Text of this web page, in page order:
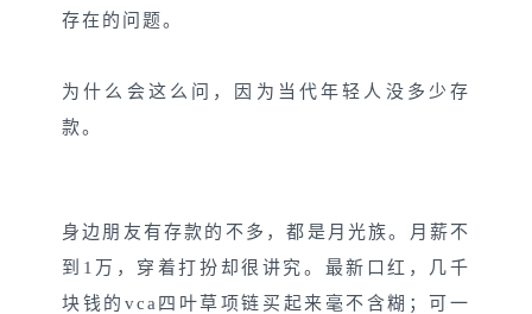
存在的问题。
为什么会这么问，因为当代年轻人没多少存
款。
身边朋友有存款的不多，都是月光族。月薪不
到1万，穿着打扮却很讲究。最新口红，几千
块钱的vca四叶草项链买起来毫不含糊；可一